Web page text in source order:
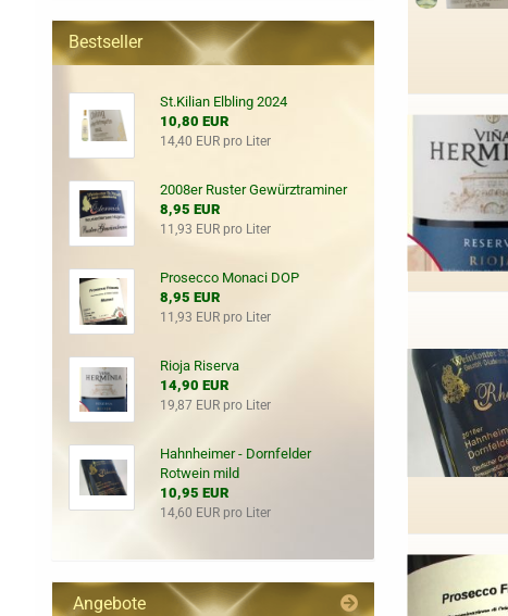
Bestseller
St.Kilian Elbling 2024
10,80 EUR
14,40 EUR pro Liter
2008er Ruster Gewürztraminer
8,95 EUR
11,93 EUR pro Liter
Prosecco Monaci DOP
8,95 EUR
11,93 EUR pro Liter
Rioja Riserva
14,90 EUR
19,87 EUR pro Liter
Hahnheimer - Dornfelder
Rotwein mild
10,95 EUR
14,60 EUR pro Liter
Angebote